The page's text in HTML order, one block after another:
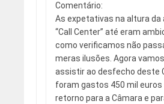
Comentário:
As expetativas na altura da
“Call Center” até eram
como verificamos não
meras ilusões. Agora
assistir ao desfecho deste
foram gastos 450 mil euros
retorno para a Câmara e